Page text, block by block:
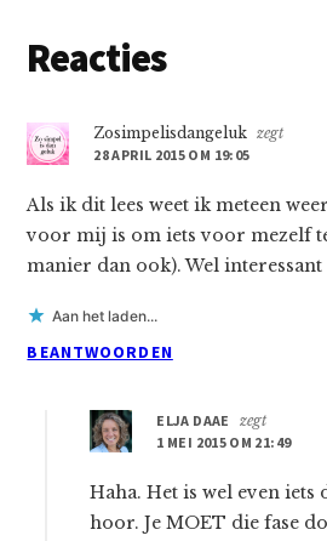
Lees
Reacties
Zosimpelisdangeluk zegt
28 APRIL 2015 OM 19:05
Als ik dit lees weet ik meteen
voor mij is om iets voor mezelf
manier dan ook). Wel interessant
Aan het laden...
BEANTWOORDEN
ELJA DAAE
zegt
1 MEI 2015 OM 21:49
Haha. Het is wel even
hoor. Je MOET die fase